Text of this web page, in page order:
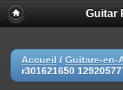
Guitar
Accueil / Guitare-en-
r301621650